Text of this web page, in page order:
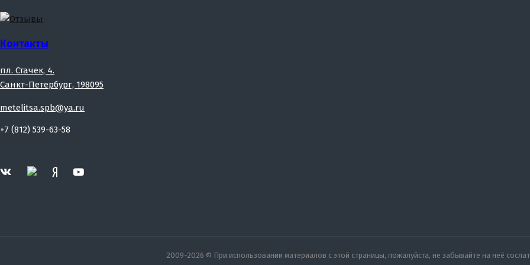
Контакты
пл. Стачек, 4.
Санкт-Петербург, 198095
metelitsa.spb@ya.ru
+7 (812) 539-63-58
2009-2026 © При использовании материалов с этой страницы, пожалуйста, не забывайте на неё